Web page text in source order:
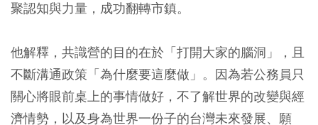
聚認知與力量，成功翻轉市鎮。
他解釋， 共識營的目的在於「打開大家的腦洞」，且
不斷溝通政策「為什麼要這麼做」 。因為若公務員只
關心將眼前桌上的事情做好，不了解世界的改變與經
濟情勢，以及身為世界一份子的台灣未來發展、願